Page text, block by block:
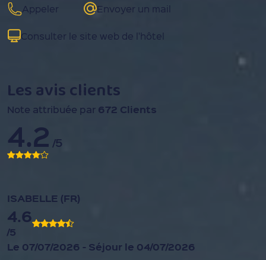
Appeler Envoyer un mail
Consulter le site web de l'hôtel
Les avis clients
Note attribuée par 672 Clients
4.2 /5
ISABELLE (FR)
4.6
/5
Le 07/07/2026 - Séjour le 04/07/2026